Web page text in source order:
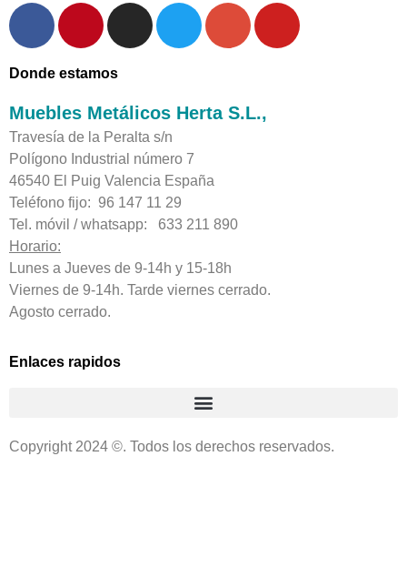
Donde estamos
Muebles Metálicos Herta S.L.,
Travesía de la Peralta s/n
Polígono Industrial número 7
46540 El Puig Valencia España
Teléfono fijo: 96 147 11 29
Tel. móvil / whatsapp: 633 211 890
Horario:
Lunes a Jueves de 9-14h y 15-18h
Viernes de 9-14h. Tarde viernes cerrado.
Agosto cerrado.
Enlaces rapidos
Copyright 2024 ©. Todos los derechos reservados.